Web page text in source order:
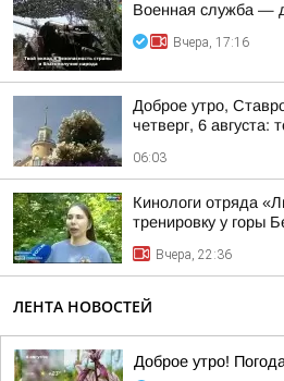
Военная служба —
Вчера, 17:16
Доброе утро,
четверг, 6 августа:
06:03
Кинологи отряда
тренировку у горы
Вчера, 22:36
ЛЕНТА НОВОСТЕЙ
Доброе утро!